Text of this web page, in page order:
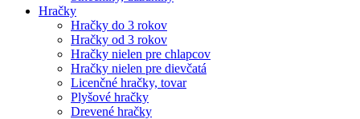
Hračky
Hračky do 3 rokov
Hračky od 3 rokov
Hračky nielen pre chlapcov
Hračky nielen pre dievčatá
Licenčné hračky, tovar
Plyšové hračky
Drevené hračky